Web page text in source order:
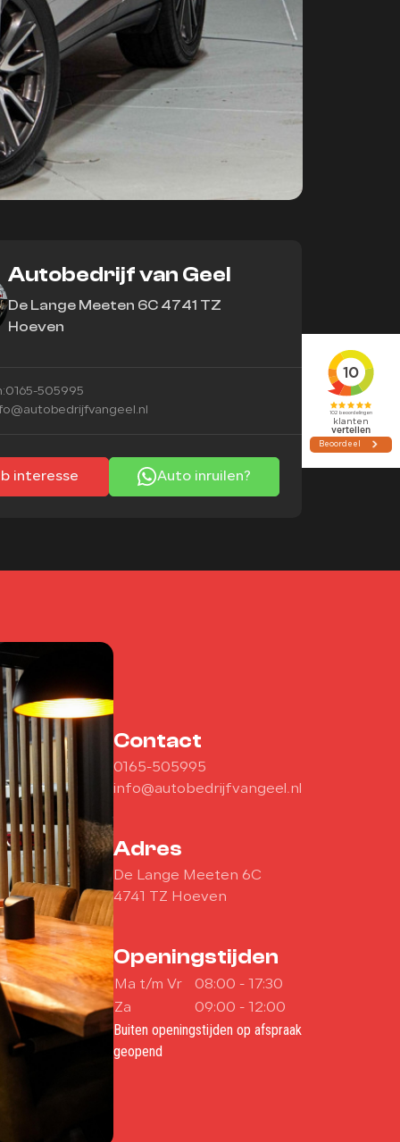
Autobedrijf van Geel
De Lange Meeten 6C 4741 TZ
Hoeven
0165-505995
interesse Auto inruilen?
Contact
0165-505995
info@autobedrijfvangeel.nl
Adres
De Lange Meeten 6C
4741 TZ Hoeven
Openingstijden
Ma t/m Vr
08:00 - 17:30
Za
09:00 - 12:00
Buiten openingstijden op afspraak
geopend